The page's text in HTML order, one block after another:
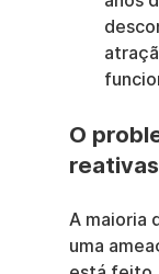
O
reativas
A maioria
uma